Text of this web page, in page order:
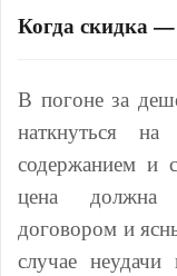
Когда скидка
В погоне за
наткнуться
содержанием и
цена должна
договором и
случае